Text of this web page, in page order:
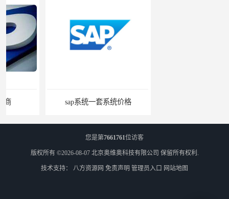
sap系统一套系统价格
您是第7661761位访客
版权所有 ©2026-08-07 北京奥维奥科技有限公司 保留所有权利.
技术支持： 八方资源网 免责声明 管理员入口 网站地图